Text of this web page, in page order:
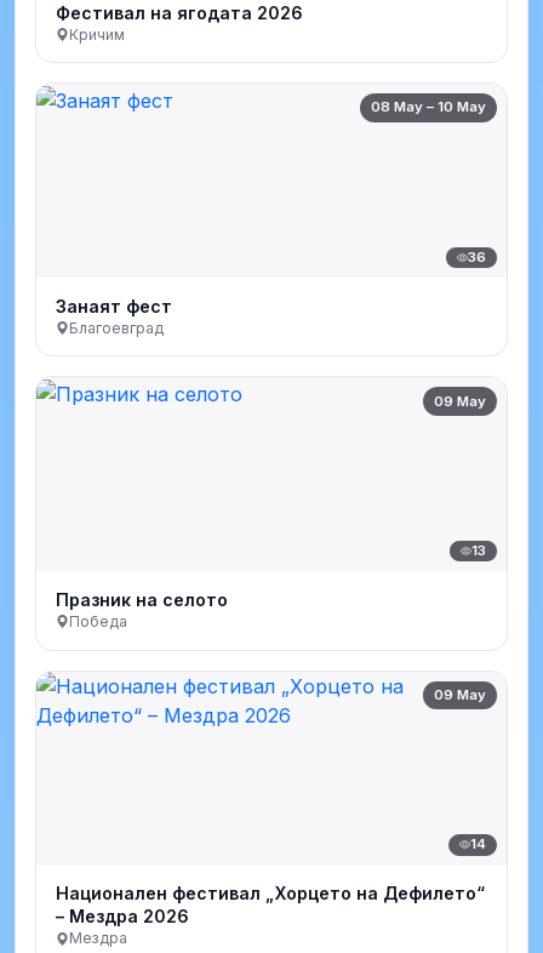
Фестивал на ягодата 2026
Кричим
08 May – 10 May
36
Занаят фест
Благоевград
09 May
13
Празник на селото
Победа
09 May
14
Национален фестивал „Хорцето на Дефилето“
– Мездра 2026
Мездра